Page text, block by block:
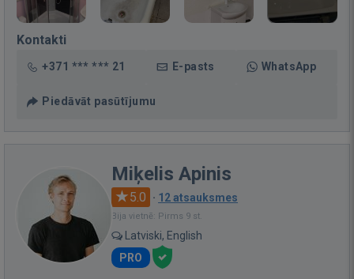
Kontakti
+371 *** *** 21 E-pasts WhatsApp
Piedāvāt pasūtījumu
Miķelis Apinis
5.0 · 12 atsauksmes
Bija vietnē: Pirms 9 st.
Latviski, English
PRO